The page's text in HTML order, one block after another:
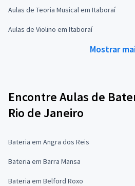
Aulas de Teoria Musical em Itaboraí
Aulas de Violino em Itaboraí
Mostrar
Encontre Aulas de
Rio de Janeiro
Bateria em Angra dos Reis
Bateria em Barra Mansa
Bateria em Belford Roxo